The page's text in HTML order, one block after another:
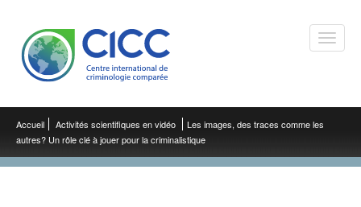
Toggle
Accueil Activités scientifiques en vidéo
Les images, des traces comme les
autres? Un rôle clé à jouer pour la criminalistique